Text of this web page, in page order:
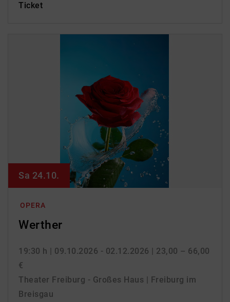
Ticket
OPERA
Werther
19:30 h | 09.10.2026 - 02.12.2026 | 23,00 – 66,00
€
Theater Freiburg - Großes Haus | Freiburg im
Breisgau
Sa 24.10.